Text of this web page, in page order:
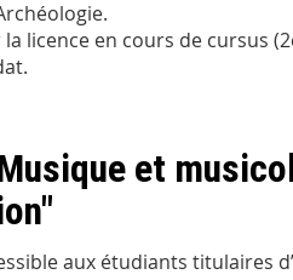
licence en cours de cursus
et
aux étudiants titulaires